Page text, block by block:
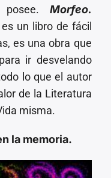
Morfeo.
un libro de fácil
es una obra que
ir desvelando
lo que el autor
de la Literatura
misma.
la memoria.